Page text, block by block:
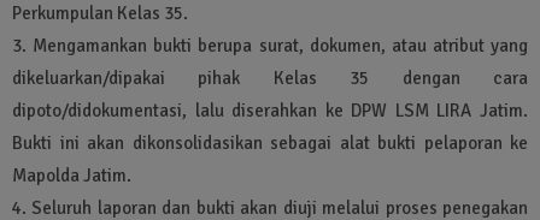
Perkumpulan Kelas 35.
3. Mengamankan bukti berupa surat, dokumen, atau atribut yang
dikeluarkan/dipakai pihak Kelas 35 dengan cara
dipoto/didokumentasi, lalu diserahkan ke DPW LSM LIRA Jatim.
Bukti ini akan dikonsolidasikan sebagai alat bukti pelaporan ke
Mapolda Jatim.
4. Seluruh laporan dan bukti akan diuji melalui proses penegakan